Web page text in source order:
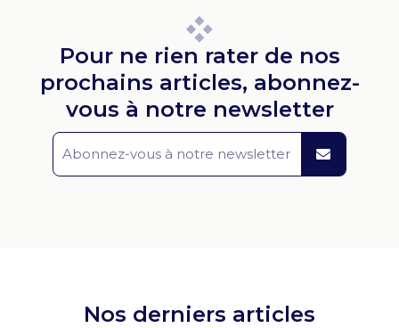
Pour ne rien rater de nos
prochains articles, abonnez-
vous à notre newsletter
Nos derniers articles